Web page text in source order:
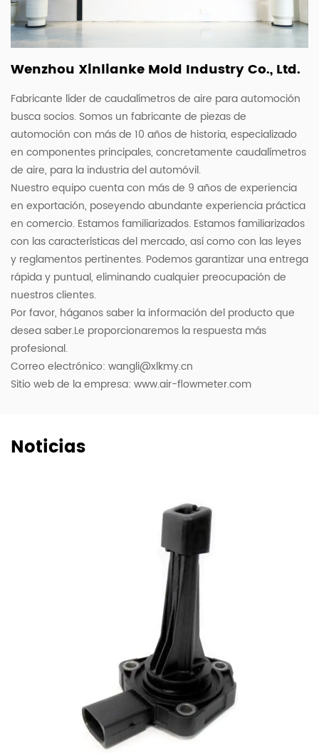
Wenzhou Xinlianke Mold Industry Co., Ltd.
Fabricante líder de caudalímetros de aire para automoción
busca socios. Somos un fabricante de piezas de
automoción con más de 10 años de historia, especializado
en componentes principales, concretamente caudalímetros
de aire, para la industria del automóvil.
Nuestro equipo cuenta con más de 9 años de experiencia
en exportación, poseyendo abundante experiencia práctica
en comercio. Estamos familiarizados. Estamos familiarizados
con las características del mercado, así como con las leyes
y reglamentos pertinentes. Podemos garantizar una entrega
rápida y puntual, eliminando cualquier preocupación de
nuestros clientes.
Por favor, háganos saber la información del producto que
desea saber.Le proporcionaremos la respuesta más
profesional.
Correo electrónico: wangli@xlkmy.cn
Sitio web de la empresa: www.air-flowmeter.com
Noticias